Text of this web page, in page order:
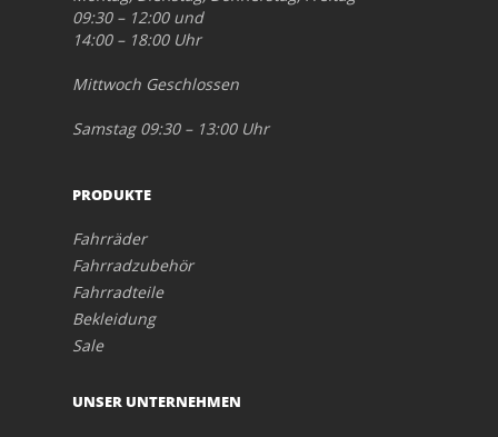
09:30 – 12:00 und
14:00 – 18:00 Uhr
Mittwoch Geschlossen
Samstag 09:30 – 13:00 Uhr
PRODUKTE
Fahrräder
Fahrradzubehör
Fahrradteile
Bekleidung
Sale
UNSER UNTERNEHMEN